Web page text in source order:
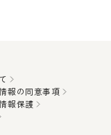
報の同意事項
報保護